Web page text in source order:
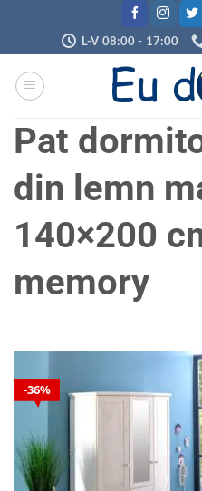
content
L-V 08:00 - 17:00
Pat
din lemn
140×200
memory
36%